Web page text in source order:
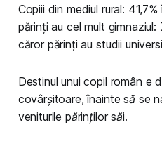
Copiii din mediul rural:
părinți au cel mult gimnaziul:
căror părinți au studii
Destinul unui copil român e
covârșitoare, înainte să se
veniturile părinților săi.